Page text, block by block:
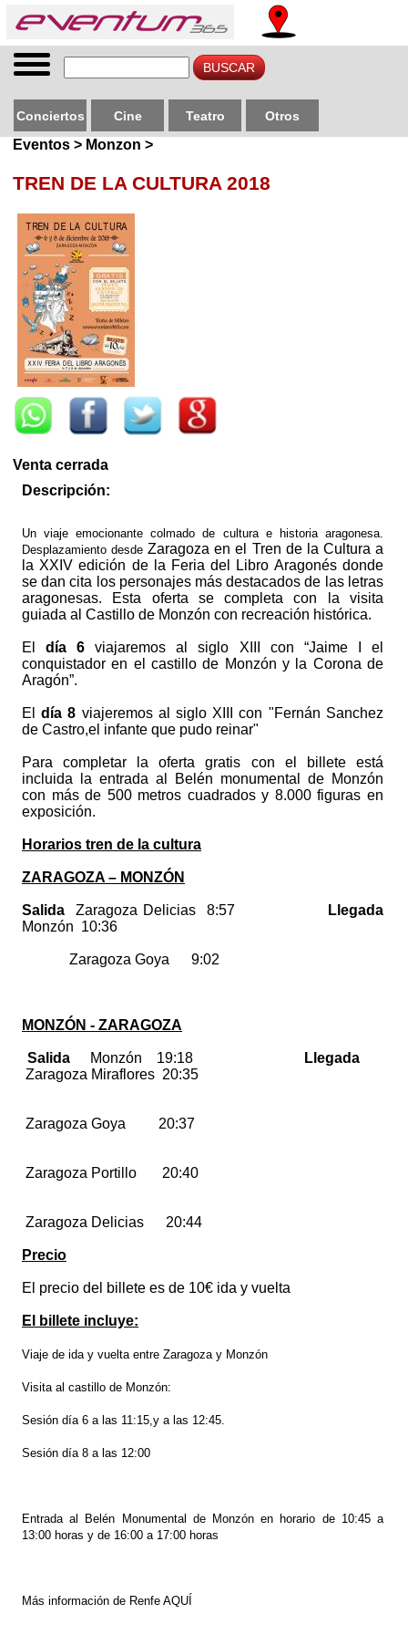
Conciertos Cine Teatro Otros
Eventos > Monzon >
TREN DE LA CULTURA 2018
Venta cerrada
Descripción:
Un viaje emocionante colmado de cultura e historia aragonesa.
Desplazamiento desde Zaragoza en el Tren de la Cultura a
la XXIV edición de la Feria del Libro Aragonés donde
se dan cita los personajes más destacados de las letras
aragonesas. Esta oferta se completa con la visita
guiada al Castillo de Monzón con recreación histórica.
Eldía 6viajaremos al siglo XIII con “Jaime I el
conquistador en el castillo de Monzón y la Corona de
Aragón”.
Eldía 8 viajeremos al siglo XIII con "Fernán Sanchez
de Castro,el infante que pudo reinar"
Para completar la oferta gratis con el billete está
incluida la entrada al Belén monumental de Monzón
con más de 500 metros cuadrados y 8.000 figuras en
exposición.
Horarios tren de la cultura
ZARAGOZA – MONZÓN
Salida Zaragoza Delicias 8:57
Llegada
Monzón 10:36
Zaragoza Goya 9:02
MONZÓN - ZARAGOZA
Salida Monzón 19:18
Llegada
Zaragoza Miraflores 20:35
Zaragoza Goya 20:37
Zaragoza Portillo 20:40
Zaragoza Delicias 20:44
Precio
El precio del billete es de 10€ ida y vuelta
El billete incluye:
Viaje de ida y vuelta entre Zaragoza y Monzón
Visita al castillo de Monzón:
Sesión día 6 a las 11:15,y a las 12:45.
Sesión día 8 a las 12:00
Entrada al Belén Monumental de Monzón en horario de 10:45 a
13:00 horas y de 16:00 a 17:00 horas
Más información de Renfe AQUÍ